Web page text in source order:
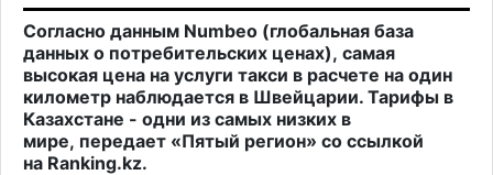
Согласно данным Numbeo (глобальная база
данных о потребительских ценах), самая
высокая цена на услуги такси в расчете на один
километр наблюдается в Швейцарии. Тарифы в
Казахстане - одни из самых низких в
мире, передает «Пятый регион» со ссылкой
на Ranking.kz.